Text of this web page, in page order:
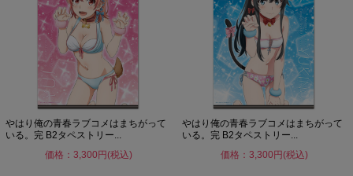
やはり俺の青春ラブコメはまちがって
いる。完 B2タペストリー...
価格：3,300円(税込)
やはり俺の青春ラブコメはまちがって
いる。完 B2タペストリー...
価格：3,300円(税込)